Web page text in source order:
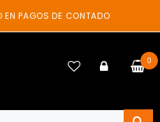
EN PAGOS DE CONTADO
0